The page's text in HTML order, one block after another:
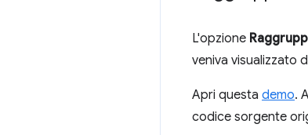
L'opzione
veniva visualizzato
Apri questa demo.
codice sorgente